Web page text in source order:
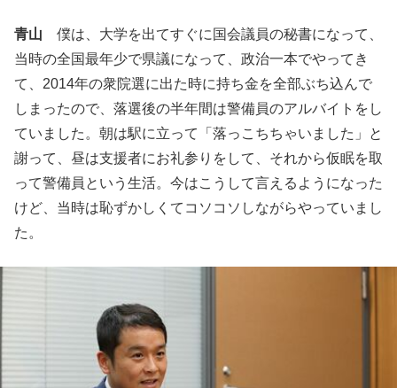
青山 僕は、大学を出てすぐに国会議員の秘書になって、
当時の全国最年少で県議になって、政治一本でやってき
て、2014年の衆院選に出た時に持ち金を全部ぶち込んで
しまったので、落選後の半年間は警備員のアルバイトをし
ていました。朝は駅に立って「落っこちちゃいました」と
謝って、昼は支援者にお礼参りをして、それから仮眠を取
って警備員という生活。今はこうして言えるようになった
けど、当時は恥ずかしくてコソコソしながらやっていまし
た。